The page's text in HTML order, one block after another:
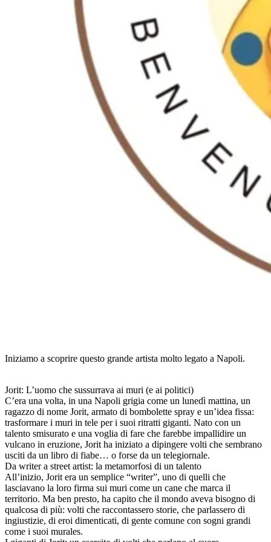
Iniziamo a scoprire questo grande artista molto legato a Napoli.
Jorit: L’uomo che sussurrava ai muri (e ai politici)
C’era una volta, in una Napoli grigia come un lunedì mattina, un
ragazzo di nome Jorit, armato di bombolette spray e un’idea fissa:
trasformare i muri in tele per i suoi ritratti giganti. Nato con un
talento smisurato e una voglia di fare che farebbe impallidire un
vulcano in eruzione, Jorit ha iniziato a dipingere volti che sembrano
usciti da un libro di fiabe… o forse da un telegiornale.
Da writer a street artist: la metamorfosi di un talento
All’inizio, Jorit era un semplice “writer”, uno di quelli che
lasciavano la loro firma sui muri come un cane che marca il
territorio. Ma ben presto, ha capito che il mondo aveva bisogno di
qualcosa di più: volti che raccontassero storie, che parlassero di
ingiustizie, di eroi dimenticati, di gente comune con sogni grandi
come i suoi murales.